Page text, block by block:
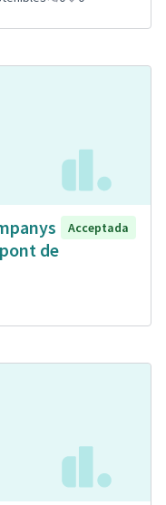
de
Acceptada